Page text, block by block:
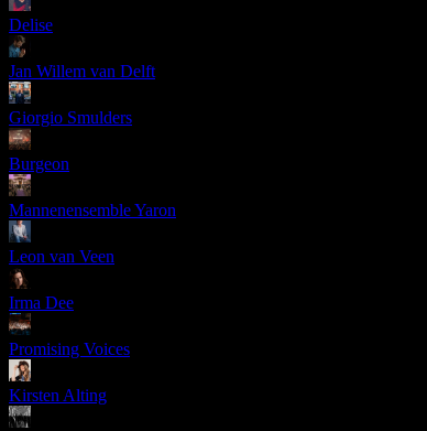
Delise
Jan Willem van Delft
Giorgio Smulders
Burgeon
Mannenensemble Yaron
Leon van Veen
Irma Dee
Promising Voices
Kirsten Alting